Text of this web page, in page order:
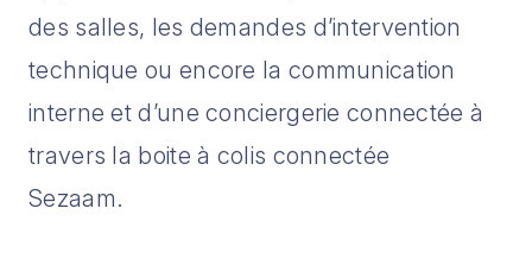
des salles, les demandes d’intervention
technique ou encore la communication
interne et d’une conciergerie connectée à
travers la boite à colis connectée
Sezaam.